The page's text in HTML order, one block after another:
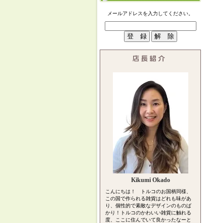
メールアドレスを入力してください。
Kikumi Okado
こんにちは！ トルコのお国柄同様、
この国で作られる雑貨はどれも味があ
り、個性的で素敵なデザインのものば
かり！トルコのかわいい雑貨に触れる
度、ここに住んでいて良かったなーと